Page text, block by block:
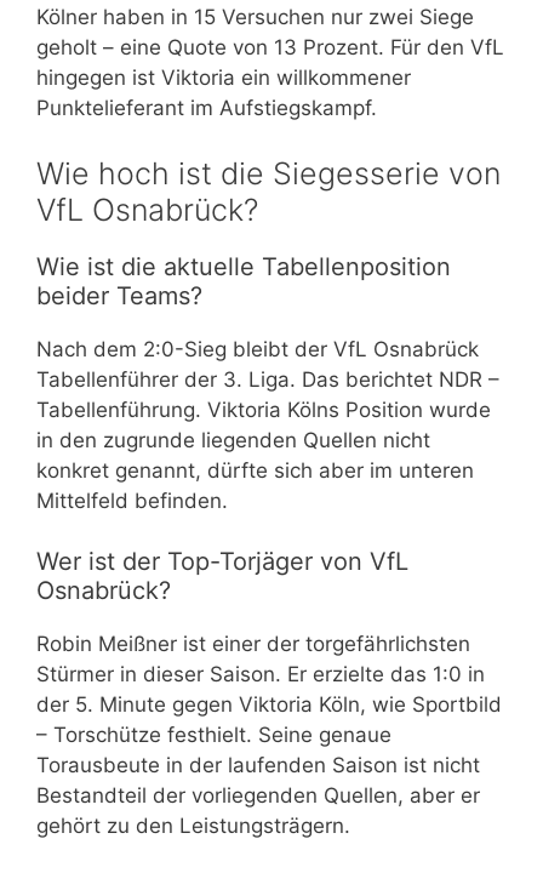
Kölner haben in 15 Versuchen nur zwei Siege
geholt – eine Quote von 13 Prozent. Für den VfL
hingegen ist Viktoria ein willkommener
Punktelieferant im Aufstiegskampf.
Wie hoch ist die Siegesserie von
VfL Osnabrück?
Wie ist die aktuelle Tabellenposition
beider Teams?
Nach dem 2:0-Sieg bleibt der VfL Osnabrück
Tabellenführer der 3. Liga. Das berichtet NDR –
Tabellenführung. Viktoria Kölns Position wurde
in den zugrunde liegenden Quellen nicht
konkret genannt, dürfte sich aber im unteren
Mittelfeld befinden.
Wer ist der Top-Torjäger von VfL
Osnabrück?
Robin Meißner ist einer der torgefährlichsten
Stürmer in dieser Saison. Er erzielte das 1:0 in
der 5. Minute gegen Viktoria Köln, wie Sportbild
– Torschütze festhielt. Seine genaue
Torausbeute in der laufenden Saison ist nicht
Bestandteil der vorliegenden Quellen, aber er
gehört zu den Leistungsträgern.